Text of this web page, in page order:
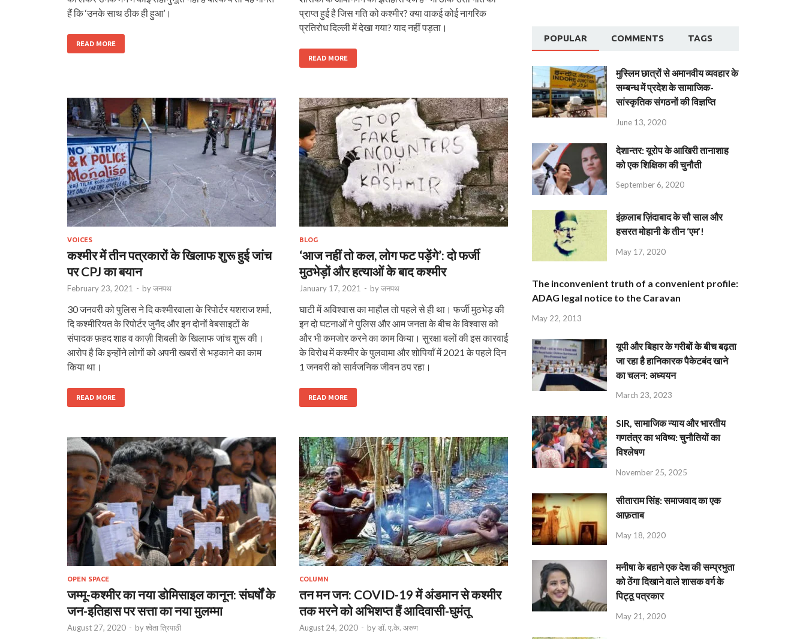
हैं कि ‘उनके साथ ठीक ही हुआ’।
READ MORE
प्राप्त हुई है जिस गति को कश्मीर? क्या वाकई कोई नागरिक
प्रतिरोध दिल्‍ली में देखा गया? याद नहीं पड़ता।
READ MORE
VOICES
कश्मीर में तीन पत्रकारों के खिलाफ शुरू हुई जांच
पर CPJ का बयान
February 23, 2021 - byजनपथ
30 जनवरी को पुलिस ने दि कश्‍मीरवाला के रिपोर्टर यशराज शर्मा,
दि कश्‍मीरियत के रिपोर्टर जुनैद और इन दोनों वेबसाइटों के
संपादक फ़हद शाह व काज़ी शिबली के खिलाफ जांच शुरू की।
आरोप है कि इन्‍होंने लोगों को अपनी खबरों से भड़काने का काम
किया था।
READ MORE
BLOG
‘आज नहीं तो कल, लोग फट पड़ेंगे’: दो फर्जी
मुठभेड़ों और हत्याओं के बाद कश्मीर
January 17, 2021 - byजनपथ
घाटी में अविश्वास का माहौल तो पहले से ही था। फर्जी मुठभेड़ की
इन दो घटनाओं ने पुलिस और आम जनता के बीच के विश्वास को
और भी कमजोर करने का काम किया। सुरक्षा बलों की इस कारवाई
के विरोध में कश्मीर के पुलवामा और शोपियाँ में 2021 के पहले दिन
1 जनवरी को सार्वजनिक जीवन ठप रहा।
READ MORE
OPEN SPACE
जम्मू-कश्मीर का नया डोमिसाइल कानून: संघर्षों के
जन-इतिहास पर सत्ता का नया मुलम्मा
August 27, 2020 - byश्वेता त्रिपाठी
COLUMN
तन मन जन: COVID-19 में अंडमान से कश्‍मीर
तक मरने को अभिशप्‍त हैं आदिवासी-घुमंतू
August 24, 2020 - byडॉ. ए.के. अरुण
POPULAR COMMENTS TAGS
मुस्लिम छात्रों से अमानवीय व्यवहार के
सम्बन्ध में प्रदेश के सामाजिक-
सांस्कृतिक संगठनों की विज्ञप्ति
June 13, 2020
देशान्‍तर: यूरोप के आखिरी तानाशाह
को एक शिक्षिका की चुनौती
September 6, 2020
इंक़लाब ज़िंदाबाद के सौ साल और
हसरत मोहानी के तीन ‘एम’!
May 17, 2020
The inconvenient truth of a convenient profile:
ADAG legal notice to the Caravan
May 22, 2013
यूपी और बिहार के गरीबों के बीच बढ़ता
जा रहा है हानिकारक पैकेटबंद खाने
का चलन: अध्ययन
March 23, 2023
SIR, सामाजिक न्याय और भारतीय
गणतंत्र का भविष्य: चुनौतियों का
विश्लेषण
November 25, 2025
सीताराम सिंह: समाजवाद का एक
आफ़ताब
May 18, 2020
मनीषा के बहाने एक देश की सम्प्रभुता
को ठेंगा दिखाने वाले शासक वर्ग के
पिट्ठू पत्रकार
May 21, 2020